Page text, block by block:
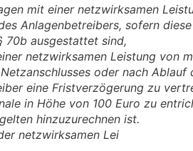
mit einer netzwirksamen
Anlagenbetreibers, sofern
70b ausgestattet sind,
netzwirksamen Leistung von
oder nach Ablauf
eine Fristverzögerung zu
in Höhe von 100 Euro zu
hinzuzurechnen ist.
netzwirksamen Lei